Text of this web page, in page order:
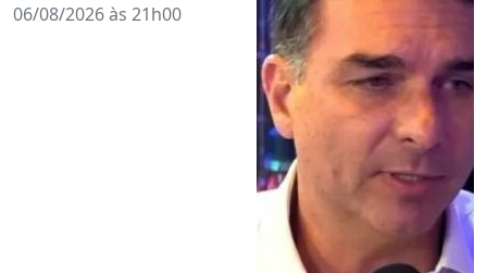
06/08/2026 às 21h00